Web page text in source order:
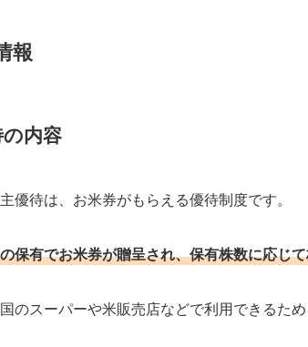
報
内容
優待は、お米券がもらえる優待制度です。
保有でお米券が贈呈され、保有株数に応じ
のスーパーや米販売店などで利用できるた